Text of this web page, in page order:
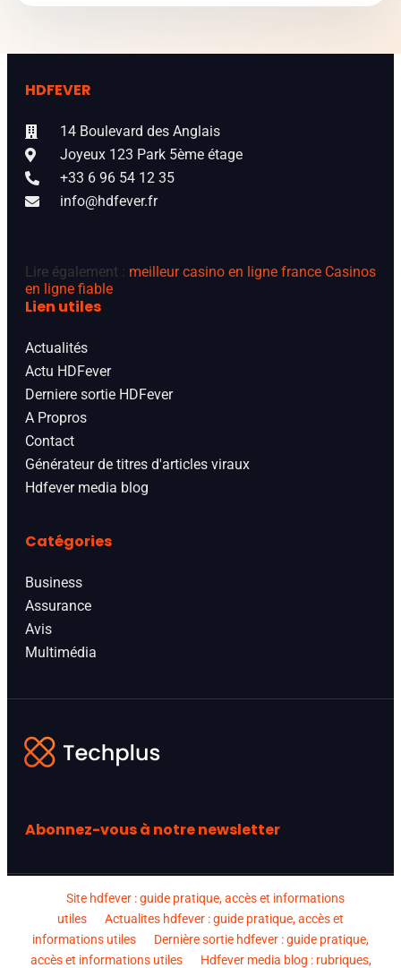
HDFEVER
14 Boulevard des Anglais
Joyeux 123 Park 5ème étage
+33 6 96 54 12 35
info@hdfever.fr
Lire également : meilleur casino en ligne france Casinos
en ligne fiable
Lien utiles
Actualités
Actu HDFever
Derniere sortie HDFever
A Propros
Contact
Générateur de titres d'articles viraux
Hdfever media blog
Catégories
Business
Assurance
Avis
Multimédia
Abonnez-vous à notre newsletter
Site hdfever : guide pratique, accès et informations
utiles
Actualites hdfever : guide pratique, accès et
informations utiles
Dernière sortie hdfever : guide pratique,
accès et informations utiles
Hdfever media blog : rubriques,